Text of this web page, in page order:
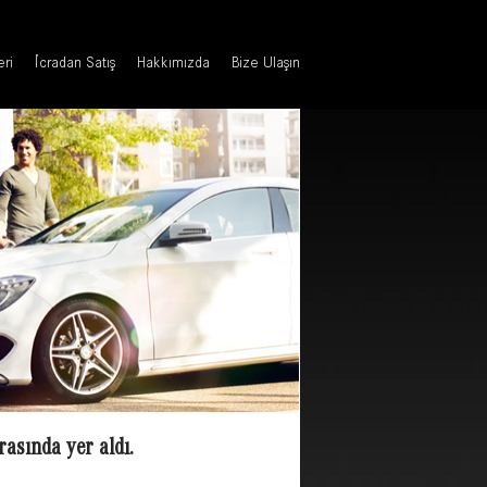
İcradan Satış Hakkımızda Bize Ulaşın
yer aldı.